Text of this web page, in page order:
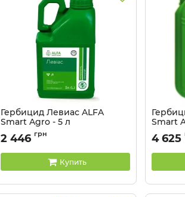
Гербицид Левиас ALFA
Smart Agro - 5 л
Артикул: 1102042
2 446 грн
Купить
Smart
Артикул:
4 625